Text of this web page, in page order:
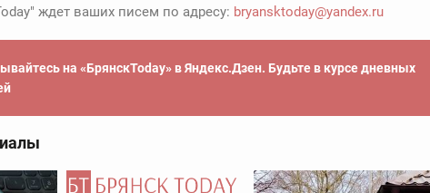
ждет ваших писем по адресу: bryansktoday@yandex.ru
на «БрянскToday» в Яндекс.Дзен. Будьте в курсе дневных